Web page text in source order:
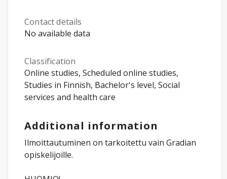
Contact details
No available data
Classification
Online studies, Scheduled online studies,
Studies in Finnish, Bachelor's level, Social
services and health care
Additional information
Ilmoittautuminen on tarkoitettu vain Gradian
opiskelijoille.